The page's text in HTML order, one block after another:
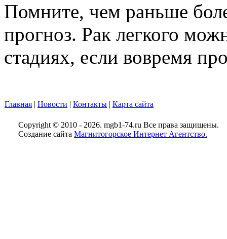
Помните, чем раньше
прогноз. Рак легкого
стадиях, если вовремя
Главная | Новости | Контакты | Карта сайта
Copyright © 2010 - 2026. mgb1-74.ru Все права защищены.
Создание сайта Магнитогорское Интернет Агентство.